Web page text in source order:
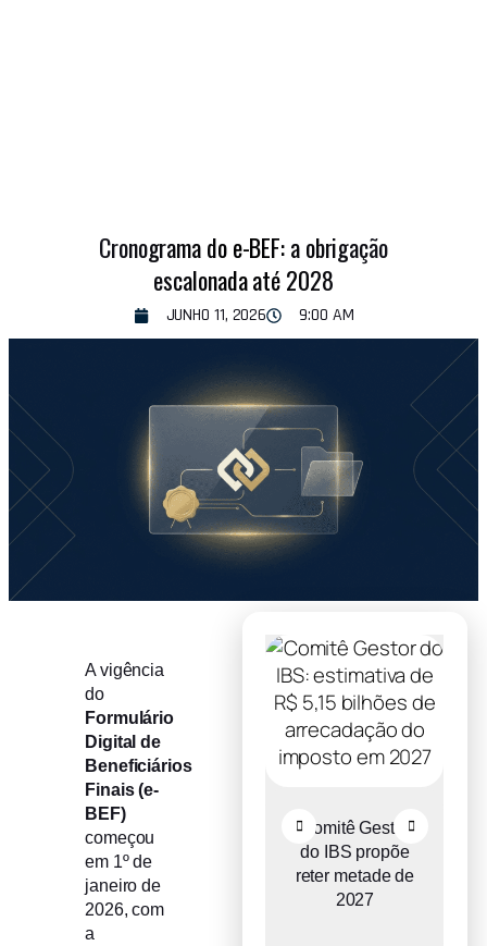
Cronograma do e-BEF: a obrigação
escalonada até 2028
JUNHO 11, 2026 9:00 AM
A vigência
do
Formulário
Digital de
Beneficiários
Finais (e-
BEF)
começou
em 1º de
janeiro de
2026, com
a
Recuperação
judicial cresce
entre micro e
pequenas
empresas
Comitê Gestor
do IBS propõe
reter metade de
2027